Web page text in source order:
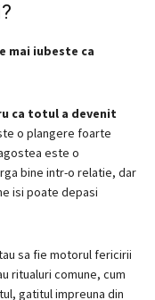
mai iubeste ca
ca totul a devenit
o plangere foarte
este o
bine intr-o relatie, dar
isi poate depasi
sa fie motorul fericirii
ritualuri comune, cum
gatitul impreuna din